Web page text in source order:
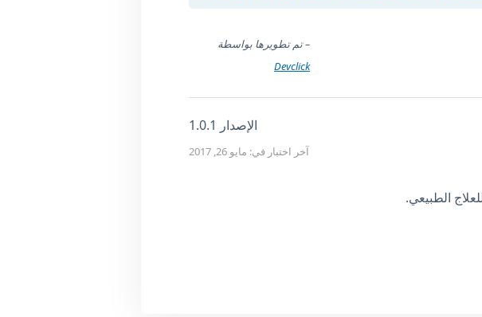
– تم تطويرها بواسطة
Devclick
الإصدار 1.0.1
آخر اختبار في: مايو 26, 2017